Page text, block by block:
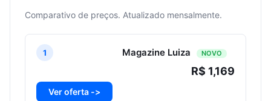
Comparativo de preços. Atualizado mensalmente.
1 Magazine Luiza NOVO
R$ 1,169
Ver oferta ->